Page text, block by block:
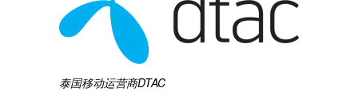
泰国移动运营商DTAC